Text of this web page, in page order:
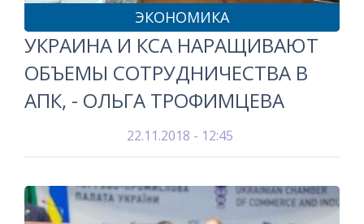
ЭКОНОМИКА
УКРАИНА И КСА НАРАЩИВАЮТ
ОБЪЕМЫ СОТРУДНИЧЕСТВА В
АПК, - ОЛЬГА ТРОФИМЦЕВА
22.11.2018 - 12:45